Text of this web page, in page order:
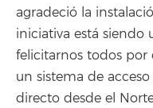
agradeció la
iniciativa está siendo
felicitarnos todos por
un sistema de
directo desde el